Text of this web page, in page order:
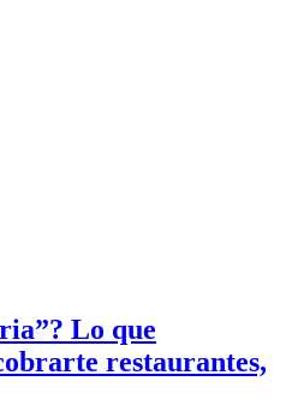
Lo que
restaurantes,